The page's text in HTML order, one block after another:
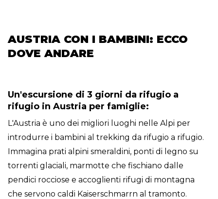
AUSTRIA CON I BAMBINI: ECCO
DOVE ANDARE
Un'escursione di 3 giorni da rifugio a
rifugio in Austria per famiglie:
L'Austria è uno dei migliori luoghi nelle Alpi per
introdurre i bambini al trekking da rifugio a rifugio.
Immagina prati alpini smeraldini, ponti di legno su
torrenti glaciali, marmotte che fischiano dalle
pendici rocciose e accoglienti rifugi di montagna
che servono caldi Kaiserschmarrn al tramonto.